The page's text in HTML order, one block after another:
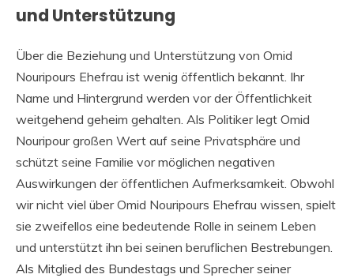
und Unterstützung
Über die Beziehung und Unterstützung von Omid
Nouripours Ehefrau ist wenig öffentlich bekannt. Ihr
Name und Hintergrund werden vor der Öffentlichkeit
weitgehend geheim gehalten. Als Politiker legt Omid
Nouripour großen Wert auf seine Privatsphäre und
schützt seine Familie vor möglichen negativen
Auswirkungen der öffentlichen Aufmerksamkeit. Obwohl
wir nicht viel über Omid Nouripours Ehefrau wissen, spielt
sie zweifellos eine bedeutende Rolle in seinem Leben
und unterstützt ihn bei seinen beruflichen Bestrebungen.
Als Mitglied des Bundestags und Sprecher seiner